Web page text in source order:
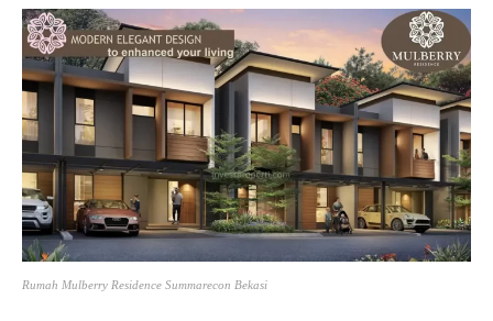
Rumah Mulberry Residence Summarecon Bekasi